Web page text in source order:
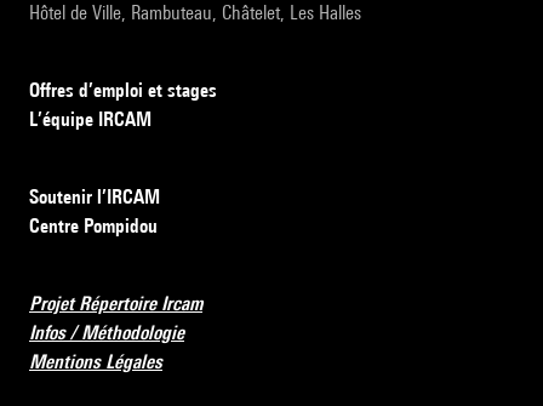
Hôtel de Ville, Rambuteau, Châtelet, Les Halles
Offres d’emploi et stages
L’équipe IRCAM
Soutenir l’IRCAM
Centre Pompidou
Projet Répertoire Ircam
Infos / Méthodologie
Mentions Légales